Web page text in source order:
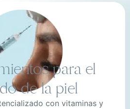
para el
de la piel
con vitaminas y